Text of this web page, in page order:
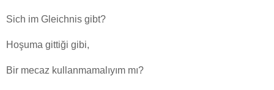
Sich im Gleichnis gibt?
Hoşuma gittiği gibi,
Bir mecaz kullanmamalıyım mı?